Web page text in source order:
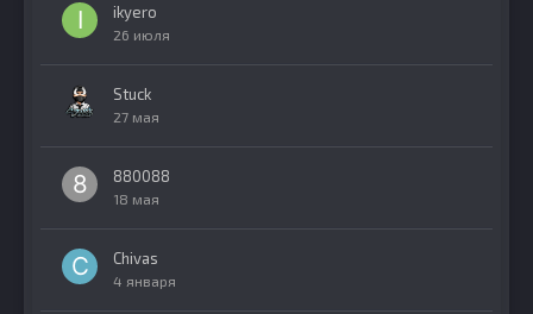
ikyero
26 июля
Stuck
27 мая
880088
18 мая
Chivas
4 января